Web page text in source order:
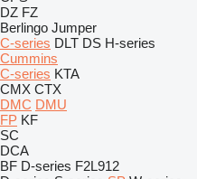
DZ FZ
Berlingo Jumper
C-series DLT DS H-series
Cummins
C-series KTA
CMX CTX
DMC DMU
FP KF
SC
DCA
BF D-series F2L912